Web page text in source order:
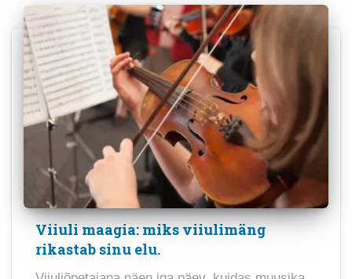
Viiuli maagia: miks viiulimäng
rikastab sinu elu.